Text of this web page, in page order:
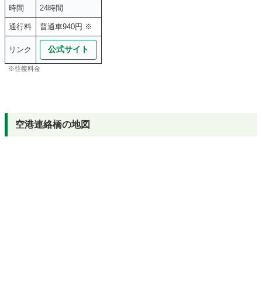
時間 24時間
通行料 普通車940円 ※
リンク 公式サイト
※往復料金
空港連絡橋の地図